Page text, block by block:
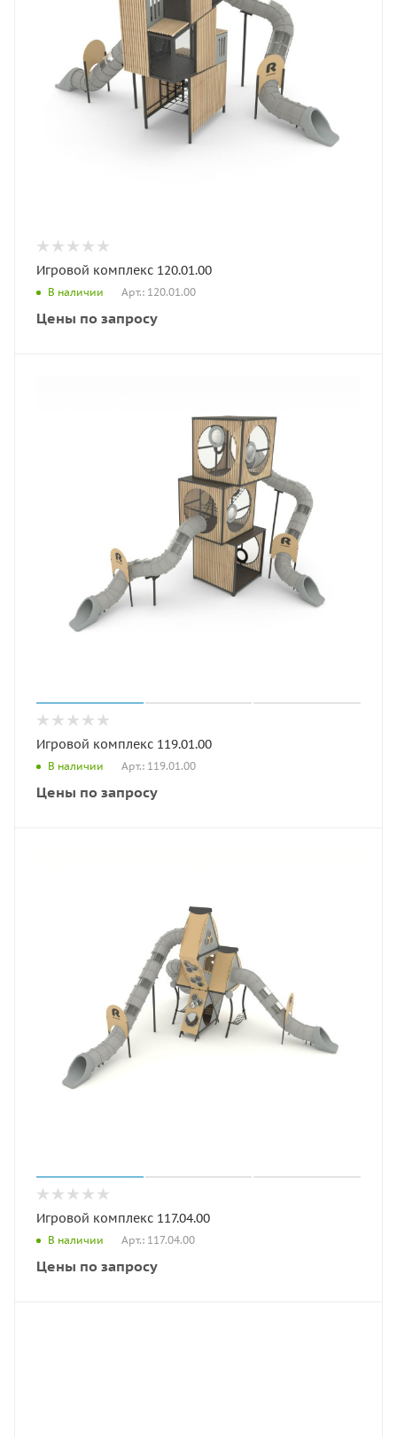
Игровой комплекс 120.01.00
В наличии Арт.: 120.01.00
Цены по запросу
Игровой комплекс 119.01.00
В наличии Арт.: 119.01.00
Цены по запросу
Игровой комплекс 117.04.00
В наличии Арт.: 117.04.00
Цены по запросу